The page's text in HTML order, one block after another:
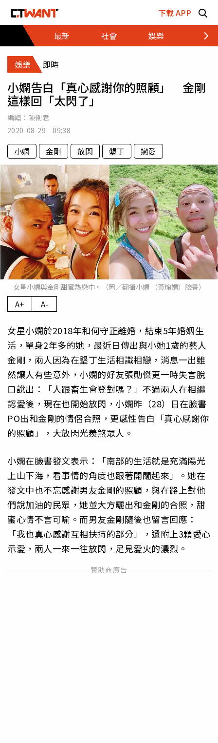
下載 APP
最新
社會 娛樂 財經
娛樂 即時
小嫻告白「真心感謝你的照顧」 金剛
這樣回「太閃了」
編輯： 陳俐君
2020-08-29 09:38
小嫻 金剛 放閃 墾丁 戀愛
女星小嫻與金剛甜蜜熱戀中。（圖／翻攝小嫻 （黃瑜嫻）臉書）
A+ A-
女星小嫻於2018年和何守正離婚，結束5年婚姻生
活，單身2年多的她，最近日傳出與小她1歲的藝人
金剛，兩人因為在墾丁生活相識相戀，消息一出雖
然讓人有些意外，小嫻的好友張勛傑更一時失言脫
口說出：「人跟畜生會登對嗎？」不過兩人在相繼
認愛後，現在也開始放閃，小嫻昨（28）日在臉書
PO出和金剛的情侶合照，更感性告白「真心感謝你
的照顧」，大放閃光羨煞眾人。
小嫻在臉書發文表示：「南部的生活就是充滿陽光
上山下海，看事情的角度也跟著開闊起來」。她在
發文中也不忘感謝男友金剛的照顧，與在路上對他
們說加油的民眾，她並大方曬出和金剛的合照，甜
蜜心情不言可喻。而男友金剛隨後也留言回應：
「我也真心感謝互相扶持的部分」，還附上3顆愛心
示愛，兩人一來一往放閃，足見愛火的濃烈。